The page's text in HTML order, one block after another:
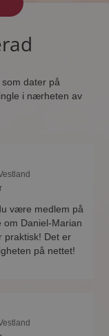
dater på
i nærheten av
være medlem på
om Daniel-Marian
praktisk! Det er
på nettet!